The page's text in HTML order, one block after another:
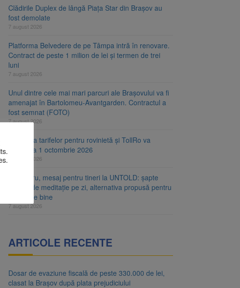
Clădirile Duplex de lângă Piața Star din Brașov au
fost demolate
7 august 2026
Platforma Belvedere de pe Tâmpa intră în renovare.
Contract de peste 1 milion de lei și termen de trei
luni
7 august 2026
Unul dintre cele mai mari parcuri ale Brașovului va fi
amenajat în Bartolomeu-Avantgarden. Contractul a
fost semnat (FOTO)
7 august 2026
Aplicarea tarifelor pentru rovinietă și TollRo va
începe la 1 octombrie 2026
7 august 2026
Sadhguru, mesaj pentru tineri la UNTOLD: șapte
minute de meditație pe zi, alternativa propusă pentru
starea de bine
7 august 2026
ARTICOLE RECENTE
Dosar de evaziune fiscală de peste 330.000 de lei,
clasat la Brașov după plata prejudiciului